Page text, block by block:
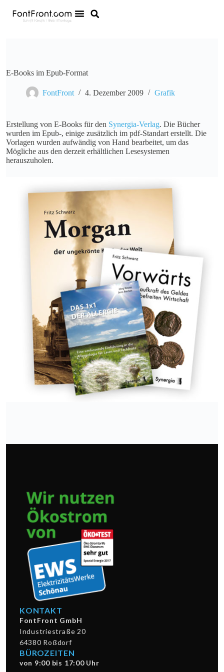
E-Books im Epub-Format
FontFront 4. Dezember 2009 Grafik
Erstellung von E-Books für den Synergia-Verlag. Die Bücher
wurden im Epub-, einige zusätzlich im pdf-Standart erstellt. Die
Vorlagen wurden aufwändig von Hand bearbeitet, um das
Mögliche aus den derzeit erhältlichen Lesesystemen
herauszuholen.
KONTAKT
FontFront GmbH
Industriestraße 20
64380 Roßdorf
BÜROZEITEN
von 9:00 bis 17:00 Uhr